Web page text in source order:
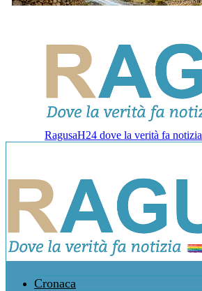
RagusaH24 dove la verità fa notizia
Cronaca